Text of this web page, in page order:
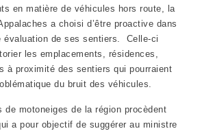
en matière de véhicules hors route, la
a choisi d’être proactive dans
évaluation de ses sentiers. Celle-ci
les emplacements, résidences,
à proximité des sentiers qui pourraient
du bruit des véhicules.
de motoneiges de la région procèdent
a pour objectif de suggérer au ministre